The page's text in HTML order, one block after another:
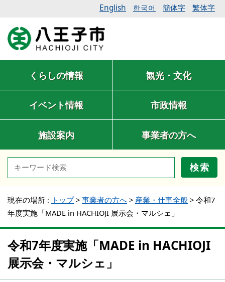
English 한국어 簡体字 繁体字
くらしの情報 観光・文化
イベント情報 市政情報
施設案内 事業者の方へ
検索
現在の場所 : トップ> 事業者の方へ > 産業・仕事全般 > 令和7
年度実施「MADE in HACHIOJI 展示会・マルシェ」
令和7年度実施「MADE in HACHIOJI
展示会・マルシェ」